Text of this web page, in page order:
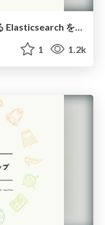
1 1.2k